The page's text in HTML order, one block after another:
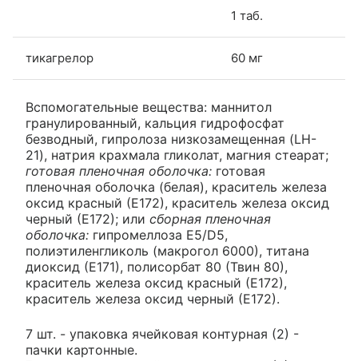
1 таб.
тикагрелор 60 мг
Вспомогательные вещества: маннитол
гранулированный, кальция гидрофосфат
безводный, гипролоза низкозамещенная (LH-
21), натрия крахмала гликолат, магния стеарат;
готовая пленочная оболочка: готовая
пленочная оболочка (белая), краситель железа
оксид красный (Е172), краситель железа оксид
черный (Е172); или сборная пленочная
оболочка: гипромеллоза Е5/D5,
полиэтиленгликоль (макрогол 6000), титана
диоксид (Е171), полисорбат 80 (Твин 80),
краситель железа оксид красный (Е172),
краситель железа оксид черный (Е172).
7 шт. - упаковка ячейковая контурная (2) -
пачки картонные.